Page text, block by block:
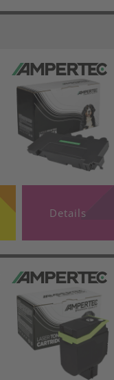
Details